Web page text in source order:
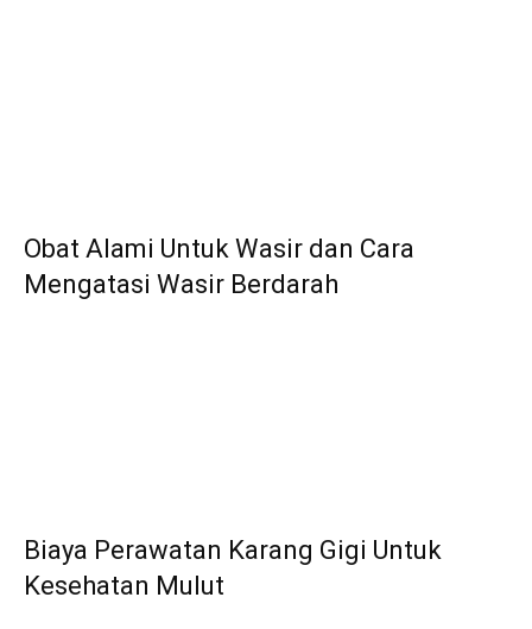
Obat Alami Untuk Wasir dan Cara
Mengatasi Wasir Berdarah
Biaya Perawatan Karang Gigi Untuk
Kesehatan Mulut